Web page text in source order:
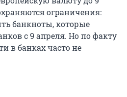
ограничения:
банкноты, которые
с 9 апреля. Но по факту
в банках часто не